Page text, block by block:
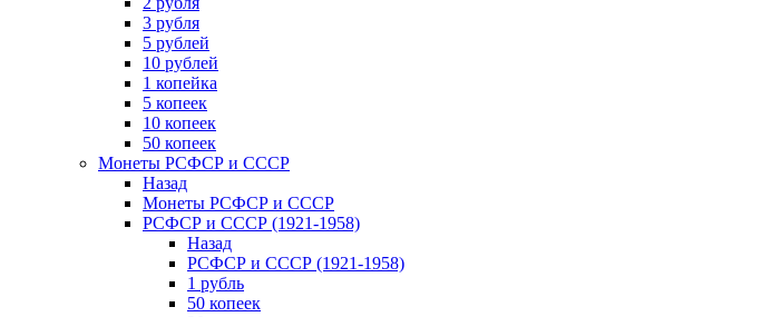
3 рубля
5 рублей
10 рублей
1 копейка
5 копеек
10 копеек
50 копеек
Монеты РСФСР и СССР
Назад
Монеты РСФСР и СССР
РСФСР и СССР (1921-1958)
Назад
РСФСР и СССР (1921-1958)
1 рубль
50 копеек